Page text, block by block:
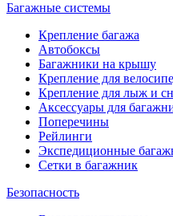
Багажные системы
Крепление багажа
Автобоксы
Багажники на крышу
Крепление для
Крепление для лыж и
Аксессуары для
Поперечины
Рейлинги
Экспедиционные
Сетки в багажник
Безопасность